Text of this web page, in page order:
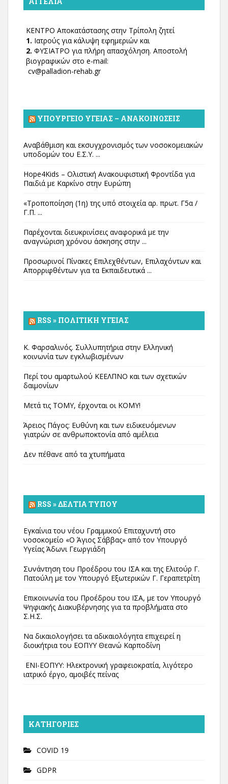
ΚΕΝΤΡΟ Αποκατάστασης στην Τρίπολη ζητεί
1. Ιατρούς για κάλυψη εφημεριών και
2. ΦΥΣΙΑΤΡΟ για πλήρη απασχόληση. Αποστολή
βιογραφικών στο e-mail:
cv@palladion-rehab.gr
ΥΠΟΥΡΓΕΊΟ ΥΓΕΊΑΣ – ΑΝΑΚΟΙΝΏΣΕΙΣ
Αναβάθμιση και εκσυγχρονισμός των νοσοκομειακών
υποδομών του Ε.Σ.Υ. ...
Hope4Kids – Ολιστική Ανακουφιστική Φροντίδα για
Παιδιά με Καρκίνο στην Ευρώπη
«Τροποποίηση (1η) της υπό στοιχεία αρ. πρωτ. Γ5α /
Γ.Π. ...
Παρέχονται διευκρινίσεις αναφορικά με την
αναγνώριση χρόνου άσκησης στην ...
Προσωρινοί Πίνακες Επιλεχθέντων, Επιλαχόντων και
Απορριφθέντων για τα Εκπαιδευτικά ...
RSS » ΠΟΛΙΤΙΚΉ ΥΓΕΊΑΣ
Κ. Φαρσαλινός. Συλλυπητήρια στην Ελληνική
κοινωνία των εγκλωβισμένων
Περί του αμαρτωλού ΚΕΕΛΠΝΟ και των σχετικών
δαιμονίων
Μετά τις ΤΟΜΥ, έρχονται οι ΚΟΜΥ!
Άρειος Πάγος: Ευθύνη και των ειδικευόμενων
γιατρών σε ανθρωποκτονία από αμέλεια
Δεν πέθανε από τα χτυπήματα
RSS » ΔΕΛΤΊΑ ΤΎΠΟΥ
Εγκαίνια του νέου Γραμμικού Επιταχυντή στο
νοσοκομείο «Ο Άγιος Σάββας» από τον Υπουργό
Υγείας Άδωνι Γεωργιάδη
Συνάντηση του Προέδρου του ΙΣΑ και της Ελιτούρ Γ.
Πατούλη με τον Υπουργό Εξωτερικών Γ. Γεραπετρίτη
Επικοινωνία του Προέδρου του ΙΣΑ, με τον Υπουργό
Ψηφιακής Διακυβέρνησης για τα προβλήματα στο
Σ.Η.Σ.
Να δικαιολογήσει τα αδικαιολόγητα επιχειρεί η
διοικήτρια του ΕΟΠΥΥ Θεανώ Καρποδίνη
ΕΝΙ-ΕΟΠΥΥ: Ηλεκτρονική γραφειοκρατία, λιγότερο
ιατρικό έργο, αμοιβές πείνας
KΑΤΗΓΟΡΊΕΣ
COVID 19
GDPR